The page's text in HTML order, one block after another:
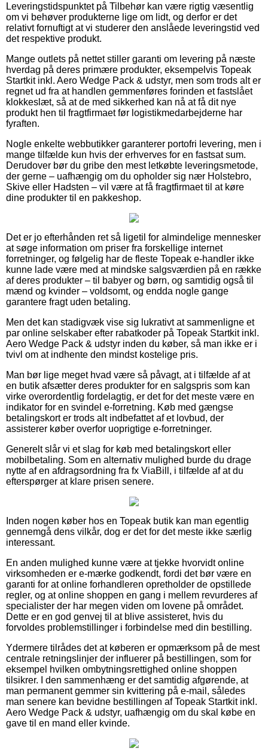
Leveringstidspunktet på Tilbehør kan være rigtig væsentlig
om vi behøver produkterne lige om lidt, og derfor er det
relativt fornuftigt at vi studerer den anslåede leveringstid ved
det respektive produkt.
Mange outlets på nettet stiller garanti om levering på næste
hverdag på deres primære produkter, eksempelvis Topeak
Startkit inkl. Aero Wedge Pack & udstyr, men som trods alt er
regnet ud fra at handlen gemmenføres forinden et fastslået
klokkeslæt, så at de med sikkerhed kan nå at få dit nye
produkt hen til fragtfirmaet før logistikmedarbejderne har
fyraften.
Nogle enkelte webbutikker garanterer portofri levering, men i
mange tilfælde kun hvis der erhverves for en fastsat sum.
Derudover bør du gribe den mest letkøbte leveringsmetode,
der gerne – uafhængig om du opholder sig nær Holstebro,
Skive eller Hadsten – vil være at få fragtfirmaet til at køre
dine produkter til en pakkeshop.
Det er jo efterhånden ret så ligetil for almindelige mennesker
at søge information om priser fra forskellige internet
forretninger, og følgelig har de fleste Topeak e-handler ikke
kunne lade være med at mindske salgsværdien på en række
af deres produkter – til babyer og børn, og samtidig også til
mænd og kvinder – voldsomt, og endda nogle gange
garantere fragt uden betaling.
Men det kan stadigvæk vise sig lukrativt at sammenligne et
par online selskaber efter rabatkoder på Topeak Startkit inkl.
Aero Wedge Pack & udstyr inden du køber, så man ikke er i
tvivl om at indhente den mindst kostelige pris.
Man bør lige meget hvad være så påvagt, at i tilfælde af at
en butik afsætter deres produkter for en salgspris som kan
virke overordentlig fordelagtig, er det for det meste være en
indikator for en svindel e-forretning. Køb med gængse
betalingskort er trods alt indbefattet af et lovbud, der
assisterer køber overfor uoprigtige e-forretninger.
Generelt slår vi et slag for køb med betalingskort eller
mobilbetaling. Som en alternativ mulighed burde du drage
nytte af en afdragsordning fra fx ViaBill, i tilfælde af at du
efterspørger at klare prisen senere.
Inden nogen køber hos en Topeak butik kan man egentlig
gennemgå dens vilkår, dog er det for det meste ikke særlig
interessant.
En anden mulighed kunne være at tjekke hvorvidt online
virksomheden er e-mærke godkendt, fordi det bør være en
garanti for at online forhandleren opretholder de opstillede
regler, og at online shoppen en gang i mellem revurderes af
specialister der har megen viden om lovene på området.
Dette er en god genvej til at blive assisteret, hvis du
forvoldes problemstillinger i forbindelse med din bestilling.
Ydermere tilrådes det at køberen er opmærksom på de mest
centrale retningslinjer der influerer på bestillingen, som for
eksempel hvilken ombytningsrettighed online shoppen
tilsikrer. I den sammenhæng er det samtidig afgørende, at
man permanent gemmer sin kvittering på e-mail, således
man senere kan bevidne bestillingen af Topeak Startkit inkl.
Aero Wedge Pack & udstyr, uafhængig om du skal købe en
gave til en mand eller kvinde.